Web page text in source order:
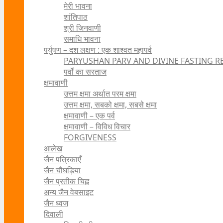
मेरी भावना
शांतिपाठ
श्री जिनवाणी
समाधि भावना
पर्युषण – दश लक्षण : एक शाश्वत महापर्व
PARYUSHAN PARV AND DIVINE FASTING
पर्वों का सरताज
क्षमावाणी
उत्तम क्षमा अर्थात परम क्षमा
उत्तम क्षमा, सबको क्षमा, सबसे क्षमा
क्षमावाणी – एक पर्व
क्षमावाणी – विविध विचार
FORGIVENESS
आलेख
जैन पत्रिकाएँ
जैन चौघड़िया
जैन प्रतीक चिह्न
अन्य जैन वेबसाइट
जैन ध्वज
दिवाली